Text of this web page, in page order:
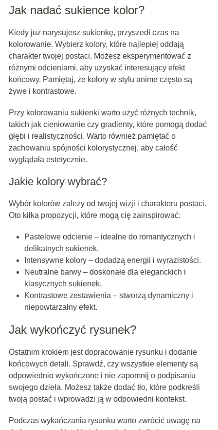
Jak nadać sukience kolor?
Kiedy już narysujesz sukienkę, przyszedł czas na
kolorowanie. Wybierz kolory, które najlepiej oddają
charakter twojej postaci. Możesz eksperymentować z
różnymi odcieniami, aby uzyskać interesujący efekt
końcowy. Pamiętaj, że kolory w stylu anime często są
żywe i kontrastowe.
Przy kolorowaniu sukienki warto użyć różnych technik,
takich jak cieniowanie czy gradienty, które pomogą dodać
głębi i realistyczności. Warto również pamiętać o
zachowaniu spójności kolorystycznej, aby całość
wyglądała estetycznie.
Jakie kolory wybrać?
Wybór kolorów zależy od twojej wizji i charakteru postaci.
Oto kilka propozycji, które mogą cię zainspirować:
Pastelowe odcienie – idealne do romantycznych i
delikatnych sukienek.
Intensywne kolory – dodadzą energii i wyrazistości.
Neutralne barwy – doskonałe dla eleganckich i
klasycznych sukienek.
Kontrastowe zestawienia – stworzą dynamiczny i
niepowtarzalny efekt.
Jak wykończyć rysunek?
Ostatnim krokiem jest dopracowanie rysunku i dodanie
końcowych detali. Sprawdź, czy wszystkie elementy są
odpowiednio wykończone i nie zapomnij o podpisaniu
swojego dzieła. Możesz także dodać tło, które podkreśli
twoją postać i wprowadzi ją w odpowiedni kontekst.
Podczas wykańczania rysunku warto zwrócić uwagę na